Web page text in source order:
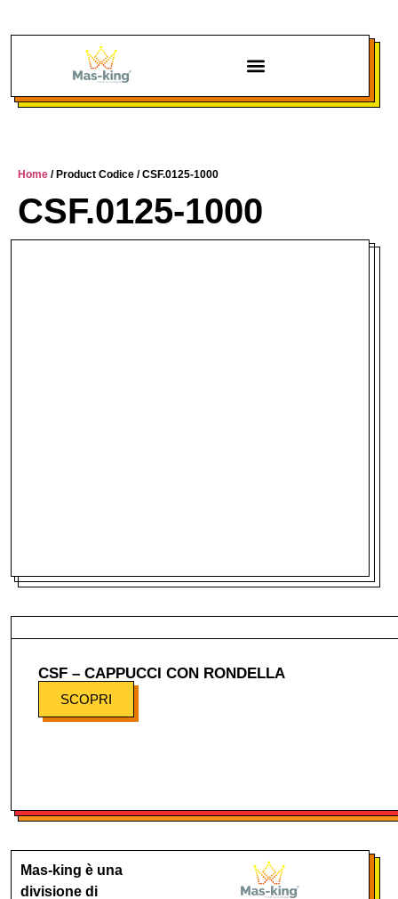
Home / Product Codice / CSF.0125-1000
CSF.0125-1000
CSF – CAPPUCCI CON RONDELLA
SCOPRI
Mas-king è una
divisione di